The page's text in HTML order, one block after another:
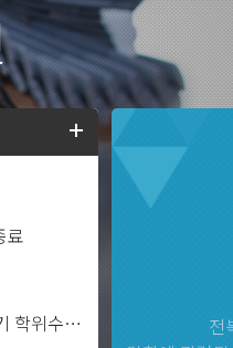
료
2025학년도 후기 학위수여식
전